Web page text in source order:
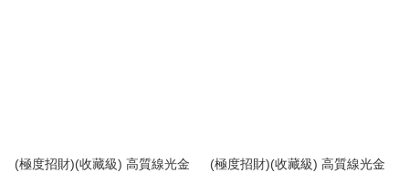
(極度招財)(收藏級) 高質線光金
(極度招財)(收藏級) 高質線光金